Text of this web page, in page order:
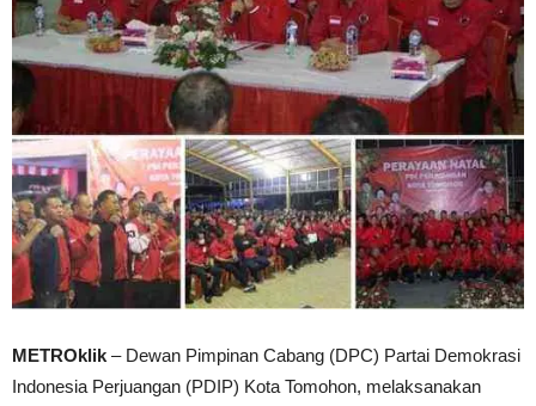
METROklik – Dewan Pimpinan Cabang (DPC) Partai Demokrasi
Indonesia Perjuangan (PDIP) Kota Tomohon, melaksanakan